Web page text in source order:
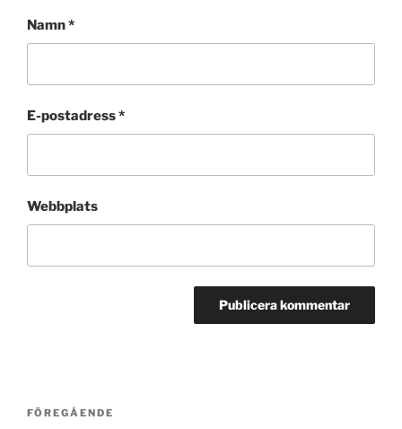
Namn*
E-postadress*
Webbplats
Inläggsnavigering
Föregående
FÖREGÅENDE